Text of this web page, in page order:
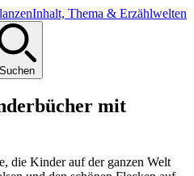
Inhalt, Thema & Erzählwelten
Suchen
mit
die Kinder auf der ganzen Welt